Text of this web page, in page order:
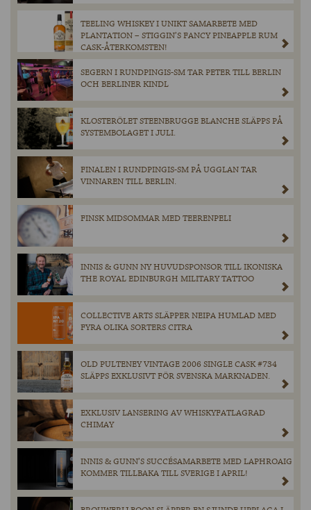
TEELING WHISKEY I UNIKT SAMARBETE MED
PLANTATION – STIGGIN’S FANCY PINEAPPLE RUM
CASK-ÅTERKOMSTEN!
SEGERN I RUNDPINGIS-SM TAR PETER TILL BERLIN
OCH BERLINER KINDL
KLOSTERÖLET STEENBRUGGE BLANCHE SLÄPPS PÅ
SYSTEMBOLAGET I JULI.
FINALEN I RUNDPINGIS-SM PÅ UGGLAN TAR
VINNAREN TILL BERLIN.
FINSK MIDSOMMAR MED TEERENPELI
INNIS & GUNN NY HUVUDSPONSOR TILL IKONISKA
THE ROYAL EDINBURGH MILITARY TATTOO
COLLECTIVE ARTS SLÄPPER NEIPA HUMLAD MED
FYRA OLIKA SORTERS CITRA
OLD PULTENEY VINTAGE 2006 SINGLE CASK #734
SLÄPPS EXKLUSIVT FÖR SVENSKA MARKNADEN.
EXKLUSIV LANSERING AV WHISKYFATLAGRAD
CHIMAY
INNIS & GUNN’S SUCCÉSAMARBETE MED LAPHROAIG
KOMMER TILLBAKA TILL SVERIGE I APRIL!